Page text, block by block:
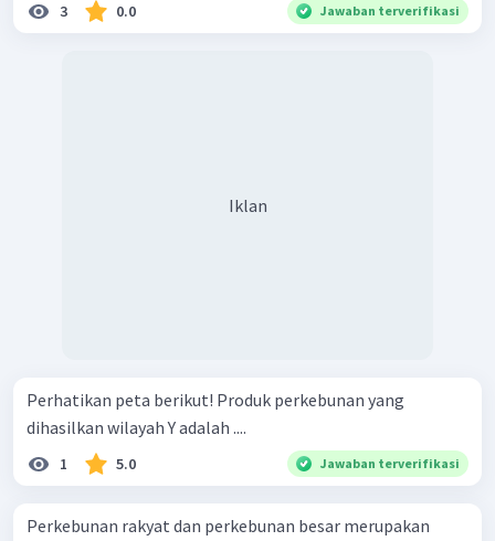
3 0.0 Jawaban terverifikasi
Iklan
Perhatikan peta berikut! Produk perkebunan yang
dihasilkan wilayah Y adalah ....
1 5.0 Jawaban terverifikasi
Perkebunan rakyat dan perkebunan besar merupakan